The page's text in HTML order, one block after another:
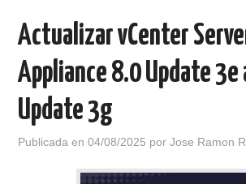
Actualizar vCenter
Appliance 8.0 Update 3e
Update 3g
Publicada en04/08/2025 porJose Ramon